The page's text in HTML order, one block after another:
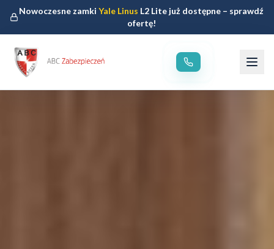
Nowoczesne zamkiYale Linus L2 Lite już dostępne – sprawdź
ofertę!